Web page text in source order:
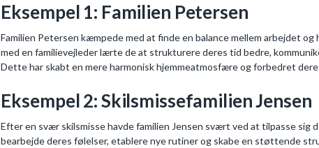
Eksempel 1: Familien Petersen
Familien Petersen kæmpede med at finde en balance mellem arbejdet
med en familievejleder lærte de at strukturere deres tid bedre,
Dette har skabt en mere harmonisk hjemmeatmosfære og forbedret
Eksempel 2: Skilsmissefamilien Jensen
Efter en svær skilsmisse havde familien Jensen svært ved at tilpasse sig
bearbejde deres følelser, etablere nye rutiner og skabe en støttende